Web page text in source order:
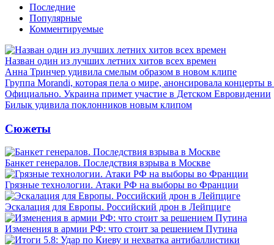
Последние
Популярные
Комментируемые
Назван один из лучших летних хитов всех времен
Анна Тринчер удивила смелым образом в новом клипе
Группа Morandi, которая пела о мире, анонсировала концерты
Официально. Украина примет участие в Детском Евровидении
Билык удивила поклонников новым клипом
Сюжеты
Банкет генералов. Последствия взрыва в Москве
Грязные технологии. Атаки РФ на выборы во Франции
Эскалация для Европы. Российский дрон в Лейпциге
Изменения в армии РФ: что стоит за решением Путина